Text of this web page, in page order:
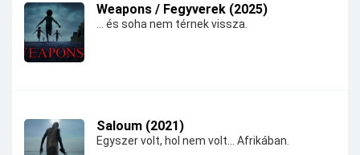
Weapons / Fegyverek (2025)
... és soha nem térnek vissza.
Saloum (2021)
Egyszer volt, hol nem volt... Afrikában.